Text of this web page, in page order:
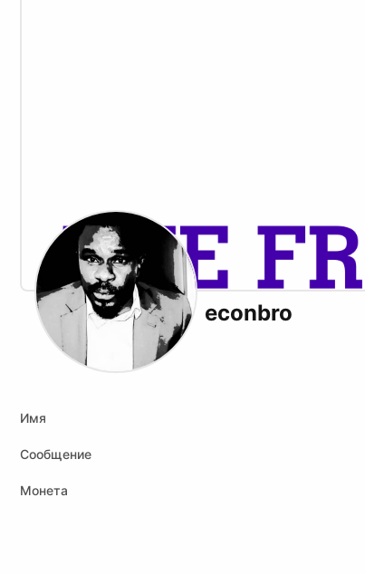
econbro
Имя
Сообщение
Монета